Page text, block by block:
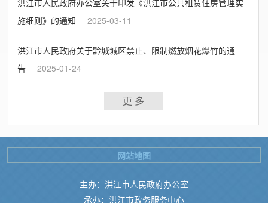
洪江市人民政府办公室关于印发《洪江市公共租赁住房管理实
施细则》的通知
2025-03-11
洪江市人民政府关于黔城城区禁止、限制燃放烟花爆竹的通
告
2025-01-24
更 多
主办：洪江市人民政府办公室
承办：洪江市政务服务中心
网站地图